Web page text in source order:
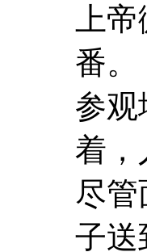
上
番。
参观
着，
尽管
子送